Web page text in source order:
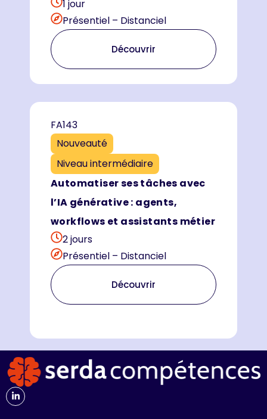
1 jour
Présentiel – Distanciel
Découvrir
FA143
Nouveauté
Niveau intermédiaire
Automatiser ses tâches avec
l’IA générative : agents,
workflows et assistants métier
2 jours
Présentiel – Distanciel
Découvrir